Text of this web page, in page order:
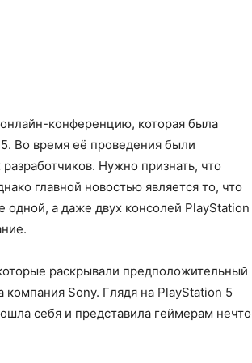
конференцию, которая была
Во время её проведения были
Нужно признать, что
главной новостью является то, что
одной, а даже двух консолей PlayStation
раскрывали предположительный
компания Sony. Глядя на PlayStation 5
себя и представила геймерам нечто